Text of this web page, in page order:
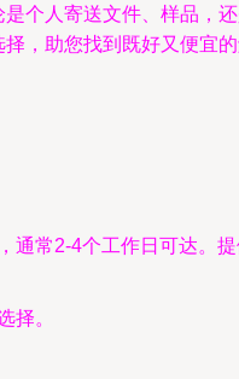
个人寄送文件、样品，
，助您找到既好又便宜的
常2-4个工作日可达。
择。